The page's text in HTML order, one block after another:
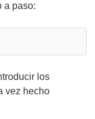
a paso:
los
vez hecho